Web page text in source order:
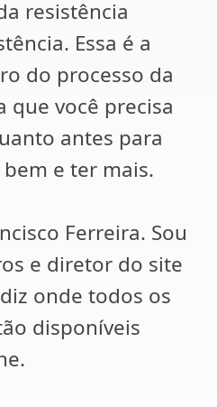
resistência
Essa é a
do processo da
que você precisa
antes para
e ter mais.
Ferreira. Sou
e diretor do site
onde todos os
disponíveis